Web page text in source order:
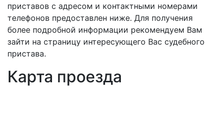
приставов с адресом и контактными номерами
телефонов предоставлен ниже. Для получения
более подробной информации рекомендуем Вам
зайти на страницу интересующего Вас судебного
пристава.
Карта проезда